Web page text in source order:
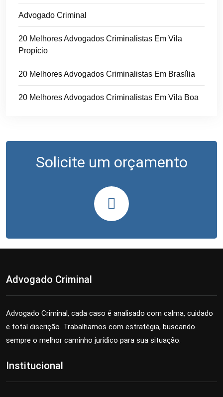
Advogado Criminal
20 Melhores Advogados Criminalistas Em Vila
Propício
20 Melhores Advogados Criminalistas Em Brasília
20 Melhores Advogados Criminalistas Em Vila Boa
Solicite um orçamento
Advogado Criminal
Advogado Criminal, cada caso é analisado com calma, cuidado
e total discrição. Trabalhamos com estratégia, buscando
sempre o melhor caminho jurídico para sua situação.
Institucional